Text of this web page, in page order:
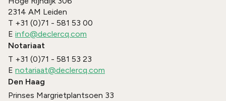
2314 AM Leiden
T +31 (0)71 - 581 53 00
E info@declercq.com
Notariaat
T +31 (0)71 - 581 53 23
E notariaat@declercq.com
Den Haag
Prinses Margrietplantsoen 33